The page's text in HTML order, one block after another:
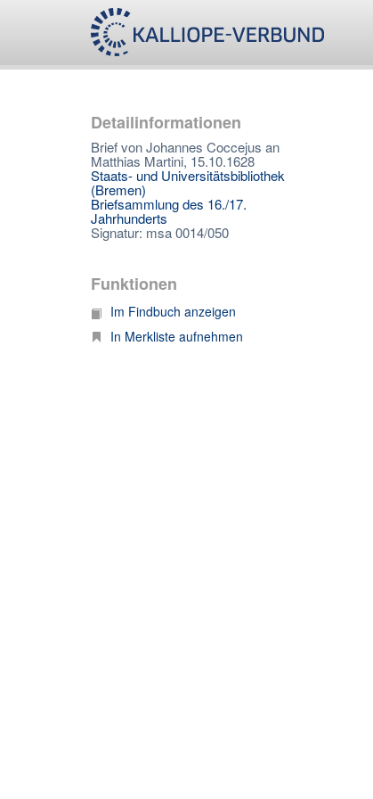
Detailinformationen
Brief von Johannes Coccejus an
Matthias Martini, 15.10.1628
Staats- und Universitätsbibliothek
(Bremen)
Briefsammlung des 16./17.
Jahrhunderts
Signatur: msa 0014/050
Funktionen
Im Findbuch anzeigen
In Merkliste aufnehmen